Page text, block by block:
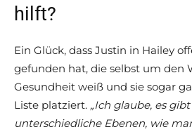
hilft?
Ein Glück, dass Justin in Hailey
gefunden hat, die selbst um den
Gesundheit weiß und sie sogar
Liste platziert. „Ich glaube, es
unterschiedliche Ebenen, wie